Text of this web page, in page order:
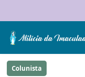
Colunista